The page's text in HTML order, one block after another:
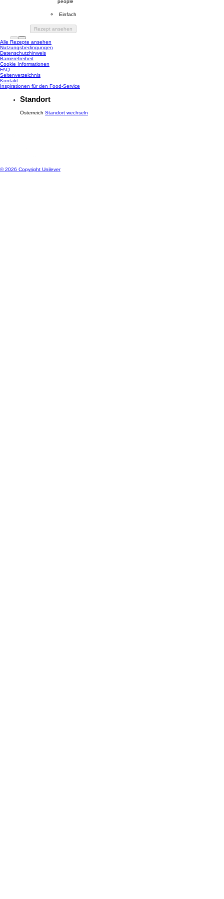
people
Difficulty
Einfach
Rezept ansehen
Alle Rezepte ansehen
Nutzungsbedingungen
Datenschutzhinweis
Cookie-Einstellungen
Barrierefreiheit
Cookie Informationen
FAQ
Kontakt